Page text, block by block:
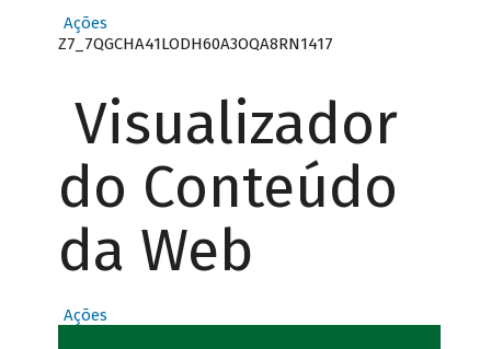
Ações
Z7_7QGCHA41LODH60A3OQA8RN1417
Visualizador
do Conteúdo
da Web
Ações